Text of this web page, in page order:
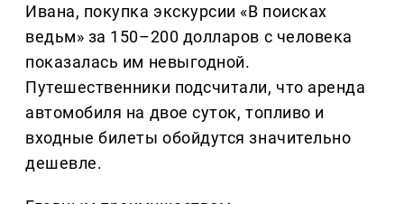
Ивана, покупка экскурсии «В поисках
ведьм» за 150–200 долларов с человека
показалась им невыгодной.
Путешественники подсчитали, что аренда
автомобиля на двое суток, топливо и
входные билеты обойдутся значительно
дешевле.